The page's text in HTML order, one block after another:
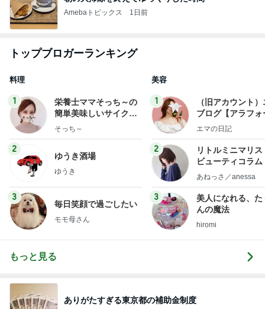
Amebaトピックス 1日前
トップブロガーランキング
料理
1
栄養士ママそっち～の
簡単美味しいサイクル
献立
そっち～
2
ゆうき酒場
ゆうき
3
毎日笑顔で過ごしたい
モモ母さん
美容
1
（旧アカウント
ブログ【アラフォ
社売却セカンドラ
エマの日記
2
リトルミニマリス
ビューティコラ
little
あねっさ／anessa
3
美人になれる、た
んの魔法
hiromi
もっと見る
ありがたすぎる東京都の補助金制度